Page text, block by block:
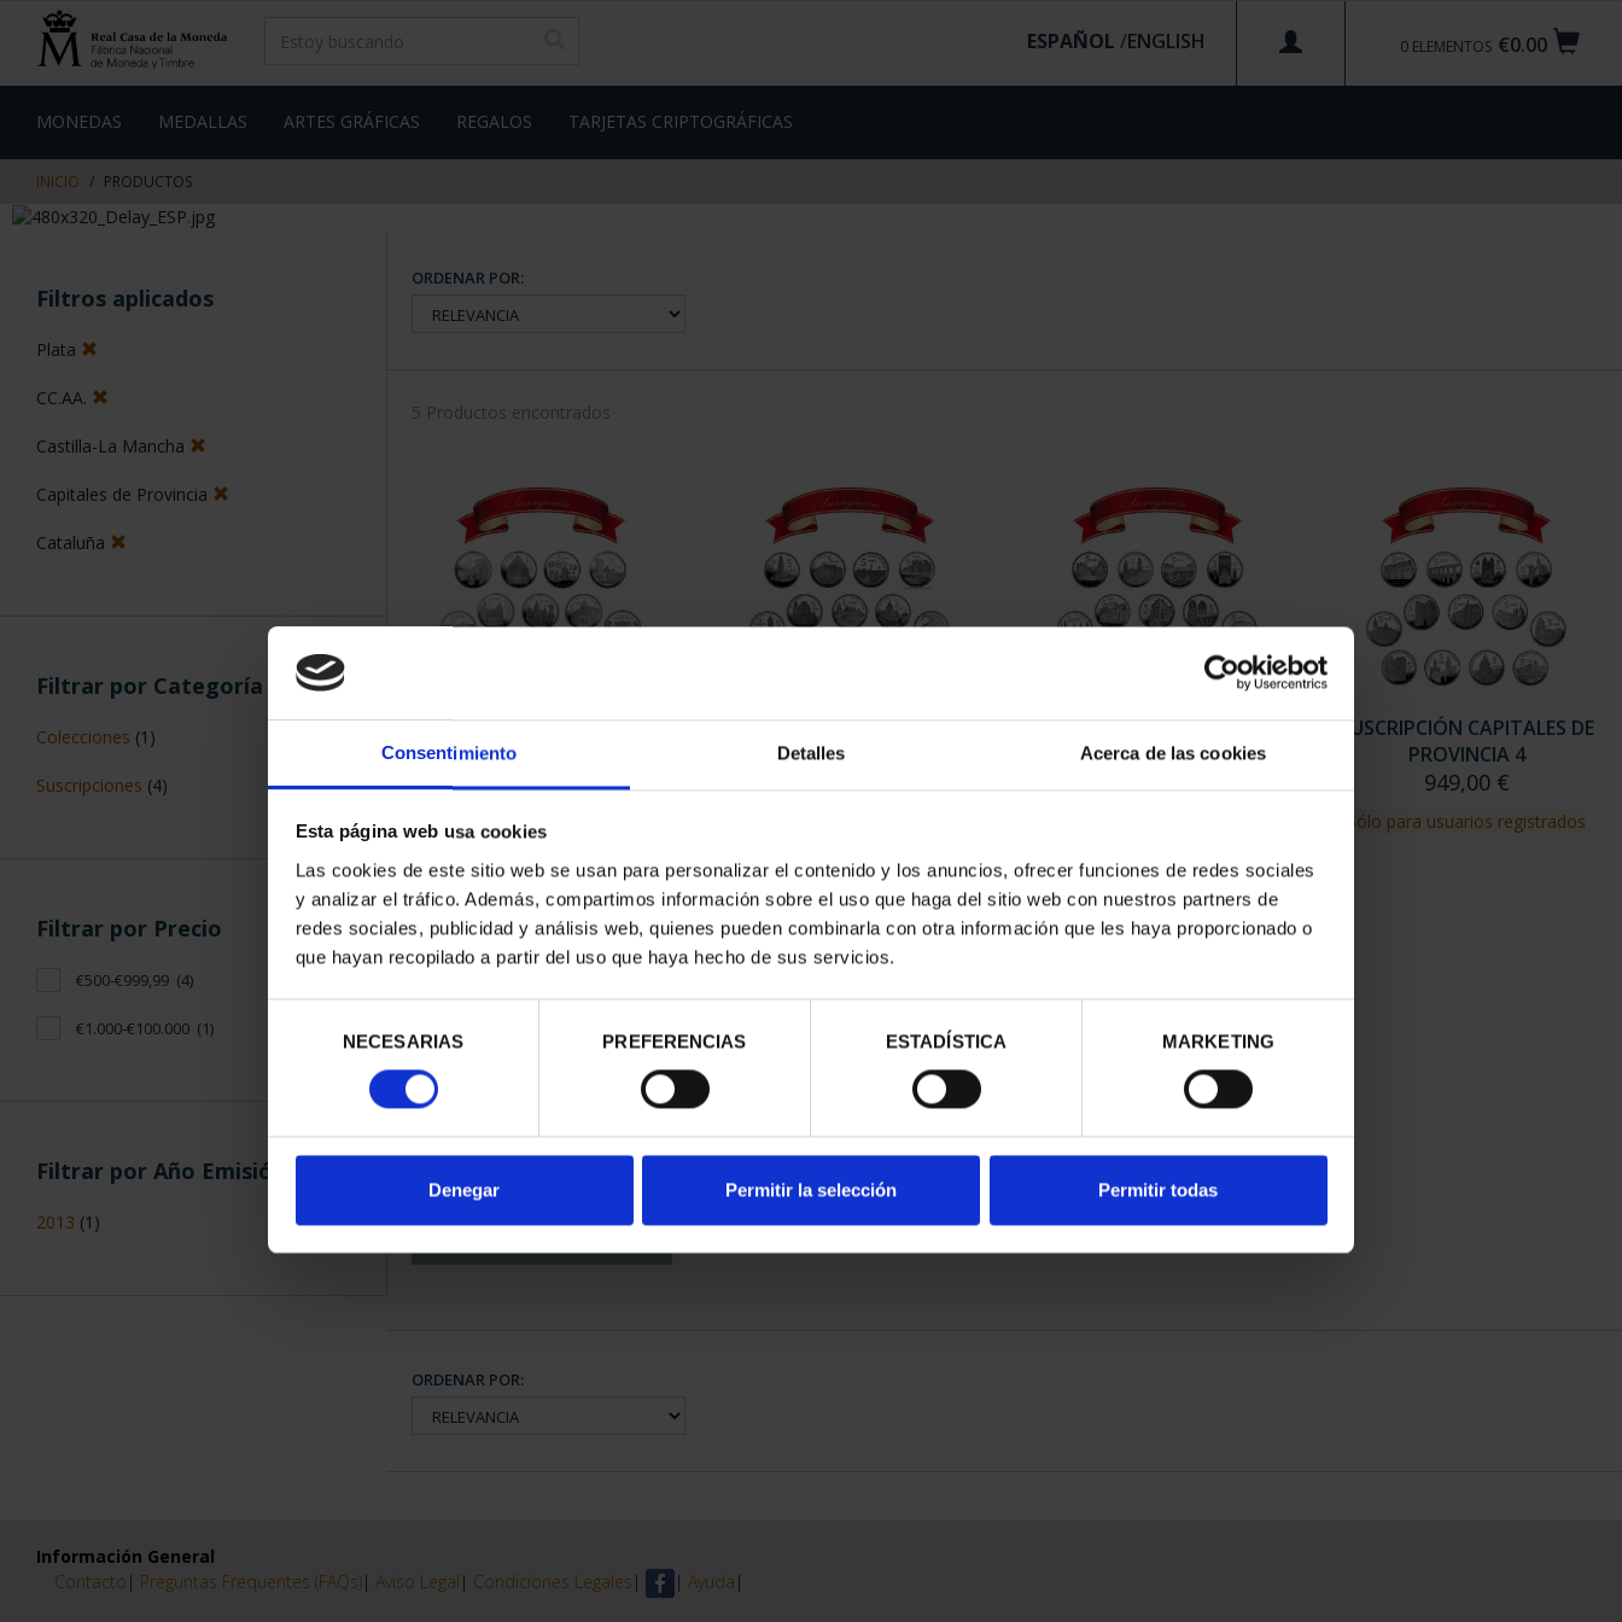
Consentimiento Detalles Acerca de las cookies
Esta página web usa cookies
Las cookies de este sitio web se usan para personalizar el contenido y los anuncios, ofrecer funciones de redes sociales
y analizar el tráfico. Además, compartimos información sobre el uso que haga del sitio web con nuestros partners de
redes sociales, publicidad y análisis web, quienes pueden combinarla con otra información que les haya proporcionado o
que hayan recopilado a partir del uso que haya hecho de sus servicios.
consentimiento
NECESARIAS PREFERENCIAS ESTADÍSTICA MARKETING
Denegar Permitir la selección Permitir todas
contenido
de
€0.00
0 ELEMENTOS
ESPAÑOL /
MONEDAS MEDALLAS ARTES GRÁFICAS REGALOS TARJETAS CRIPTOGRÁFICAS
INICIO PRODUCTOS
Filtros aplicados
Plata
CC.AA.
Castilla-La Mancha
Capitales de Provincia
Cataluña
Filtrar por Categoría
Colecciones (1)
Suscripciones (4)
Filtrar por Precio
€500-€999,99 (4)
€1.000-€100.000 (1)
Filtrar por Año Emisión
2013 (1)
ORDENAR POR:
5 Productos encontrados
SUSCRIPCIÓN CAPITALES DE
PROVINCIA 1
949,00 €
Sólo para usuarios registrados
SUSCRIPCIÓN CAPITALES DE
PROVINCIA 2
SUSCRIPCIÓN CAPITALES DE
PROVINCIA 3
SUSCRIPCIÓN CAPITALES DE
PROVINCIA 4
949,00 €
Sólo para usuarios registrados
COLECCION COMPLET...
ORDENAR POR:
Información General
Contacto | Preguntas Frequentes (FAQs)| Aviso Legal | Condiciones Legales | | Ayuda |